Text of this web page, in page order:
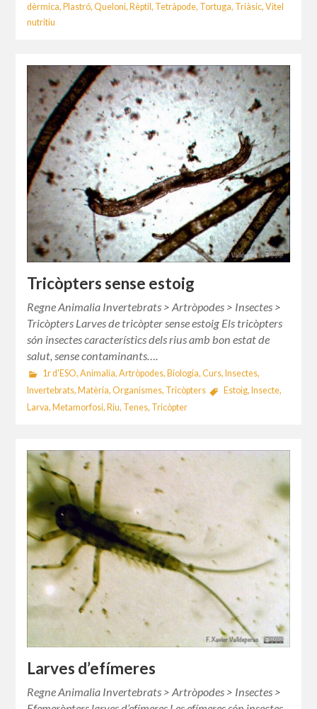
dèrmica,Plastró,Queloni,Rèptil, Tetràpode, Tortuga, Triàsic,Vitel
nutritiu
Tricòpters sense estoig
Regne Animalia Invertebrats > Artròpodes > Insectes >
Tricòpters Larves de tricòpter sense estoig Els tricòpters
són insectes característics dels rius amb bon estat de
salut, sense contaminants….
1r d'ESO, Animalia, Artròpodes, Biologia, Curs, Insectes,
Invertebrats, Matèria,Organismes, Tricòpters Estoig, Insecte,
Larva,Metamorfosi,Riu, Tenes, Tricòpter
Larves d’efímeres
Regne Animalia Invertebrats > Artròpodes > Insectes >